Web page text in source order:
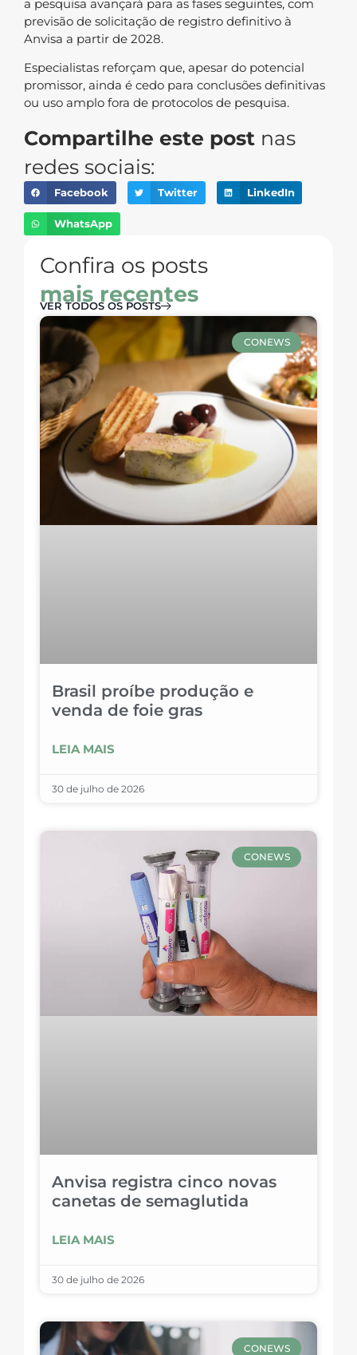
a pesquisa avançará para as fases seguintes, com
previsão de solicitação de registro definitivo à
Anvisa a partir de 2028.
Especialistas reforçam que, apesar do potencial
promissor, ainda é cedo para conclusões definitivas
ou uso amplo fora de protocolos de pesquisa.
Compartilhe este post nas
redes sociais:
Facebook Twitter LinkedIn
WhatsApp
Confira os posts
mais recentes
VER TODOS OS POSTS
CONEWS
Brasil proíbe produção e
venda de foie gras
LEIA MAIS
30 de julho de 2026
CONEWS
Anvisa registra cinco novas
canetas de semaglutida
LEIA MAIS
30 de julho de 2026
CONEWS